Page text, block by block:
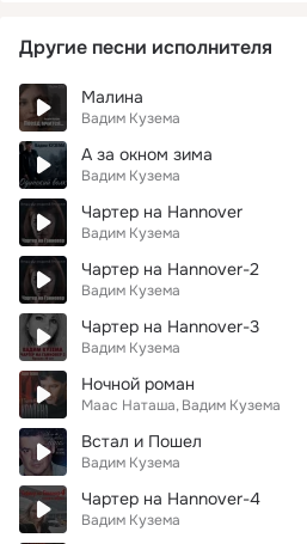
Другие песни исполнителя
Малина
Вадим Кузема
А за окном зима
Вадим Кузема
Чартер на Hannover
Вадим Кузема
Чартер на Hannover-2
Вадим Кузема
Чартер на Hannover-3
Вадим Кузема
Ночной роман
Маас Наташа Вадим Кузема
Встал и Пошел
Вадим Кузема
Чартер на Hannover-4
Вадим Кузема